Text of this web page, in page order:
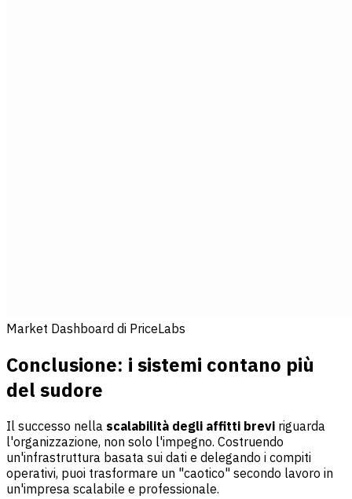
Market Dashboard di PriceLabs
Conclusione: i sistemi contano più
del sudore
Il successo nella scalabilità degli affitti brevi riguarda
l'organizzazione, non solo l'impegno. Costruendo
un'infrastruttura basata sui dati e delegando i compiti
operativi, puoi trasformare un "caotico" secondo lavoro in
un'impresa scalabile e professionale.